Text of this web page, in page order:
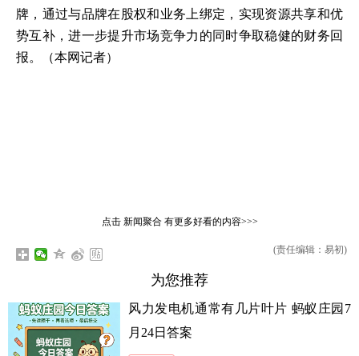
牌，通过与品牌在股权和业务上绑定，实现资源共享和优
势互补，进一步提升市场竞争力的同时争取稳健的财务回
报。（本网记者）
点击 新闻聚合有更多好看的内容>>>
(责任编辑：易初)
为您推荐
风力发电机通常有几片叶片 蚂蚁庄园7
月24日答案